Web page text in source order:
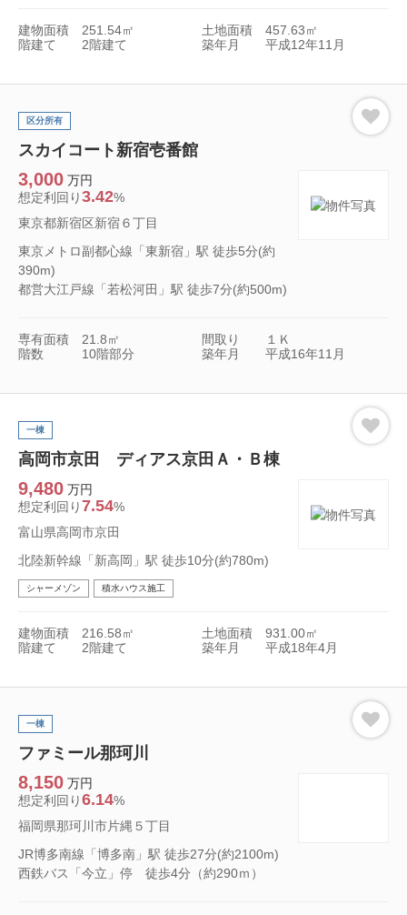
建物面積 251.54㎡ 土地面積
457.63㎡
階建て
2階建て 築年月 平成12年11月
スカイコート新宿壱番館
区分所有
3,000 万円
想定利回り3.42%
東京都新宿区新宿６丁目
東京メトロ副都心線「東新宿」駅 徒歩5分(約
390m)
都営大江戸線「若松河田」駅 徒歩7分(約500m)
専有面積 21.8㎡ 間取り
１Ｋ
階数
10階部分 築年月 平成16年11月
高岡市京田 ディアス京田Ａ・Ｂ棟
一棟
9,480 万円
想定利回り7.54%
富山県高岡市京田
北陸新幹線「新高岡」駅 徒歩10分(約780m)
シャーメゾン 積水ハウス施工
建物面積 216.58㎡ 土地面積
931.00㎡
階建て
2階建て 築年月 平成18年4月
ファミール那珂川
一棟
8,150 万円
想定利回り6.14%
福岡県那珂川市片縄５丁目
JR博多南線「博多南」駅 徒歩27分(約2100m)
西鉄バス「今立」停 徒歩4分（約290ｍ）